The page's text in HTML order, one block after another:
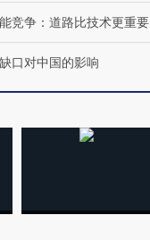
竞争：道路比技术更重要
口对中国的影响